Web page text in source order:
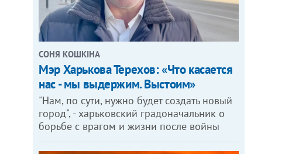
СОНЯ КОШКІНА
Мэр Харькова Терехов: «Что касается
нас - мы выдержим. Выстоим»
"Нам, по сути, нужно будет создать новый
город", - харьковский градоначальник о
борьбе с врагом и жизни после войны